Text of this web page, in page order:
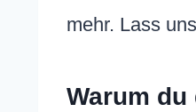
mehr. Lass
Warum